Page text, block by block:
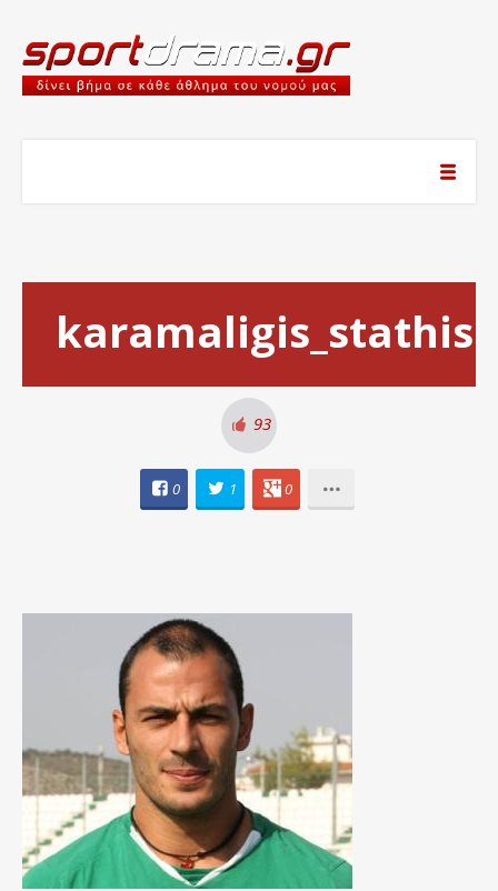
karamaligis_stathis
93
0 1 0